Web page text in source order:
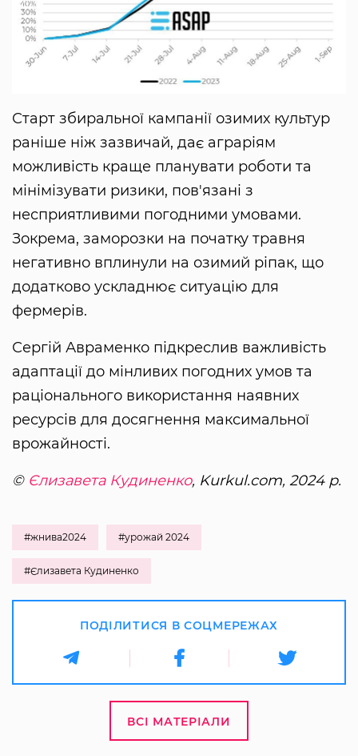
Старт збиральної кампанії озимих культур
раніше ніж зазвичай, дає аграріям
можливість краще планувати роботи та
мінімізувати ризики, пов'язані з
несприятливими погодними умовами.
Зокрема, заморозки на початку травня
негативно вплинули на озимий ріпак, що
додатково ускладнює ситуацію для
фермерів.
Сергій Авраменко підкреслив важливість
адаптації до мінливих погодних умов та
раціонального використання наявних
ресурсів для досягнення максимальної
врожайності.
© Єлизавета Кудиненко, Kurkul.com, 2024 р.
#жнива2024 #урожай 2024
#Єлизавета Кудиненко
ПОДІЛИТИСЯ В СОЦМЕРЕЖАХ
ВСІ МАТЕРІАЛИ